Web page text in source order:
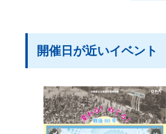
開催日が近いイベント